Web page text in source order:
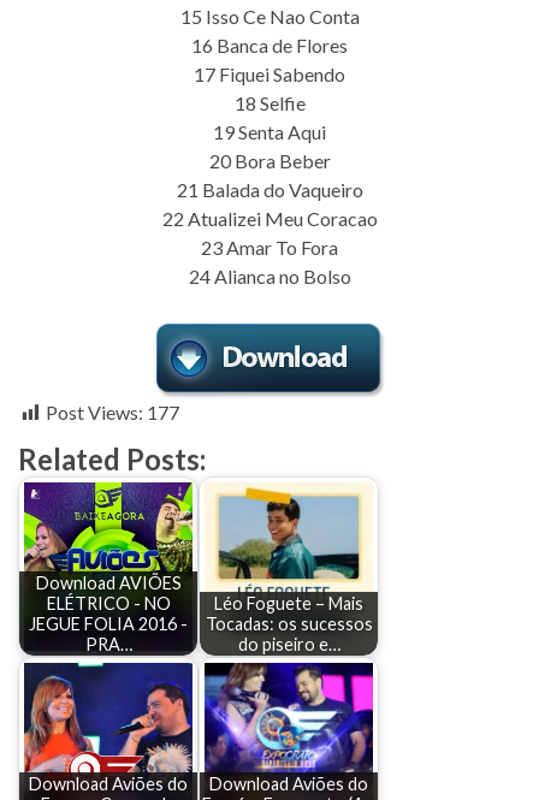
15 Isso Ce Nao Conta
16 Banca de Flores
17 Fiquei Sabendo
18 Selfie
19 Senta Aqui
20 Bora Beber
21 Balada do Vaqueiro
22 Atualizei Meu Coracao
23 Amar To Fora
24 Alianca no Bolso
Post Views: 177
Related Posts:
Download AVIÕES
ELÉTRICO - NO
JEGUE FOLIA 2016 -
PRA…
Léo Foguete – Mais
Tocadas: os sucessos
do piseiro e…
Download Aviões do
Download Aviões do